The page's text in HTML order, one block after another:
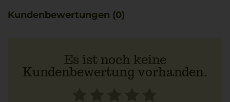
Kundenbewertungen (0)
Es ist noch keine
Kundenbewertung vorhanden.